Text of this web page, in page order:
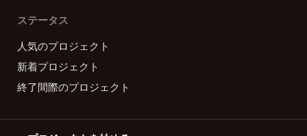
ステータス
人気のプロジェクト
新着プロジェクト
終了間際のプロジェクト